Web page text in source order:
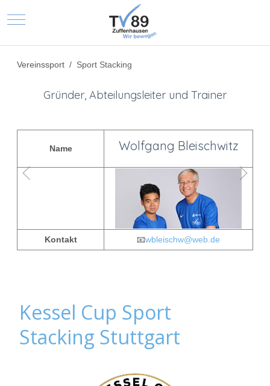
Mobile Menu Toggle
Vereinssport Sport Stacking
Gründer, Abteilungsleiter und Trainer
Name Wolfgang Bleischwitz
Kontakt 📧wbleischw@web.de
Kessel Cup Sport
Stacking Stuttgart